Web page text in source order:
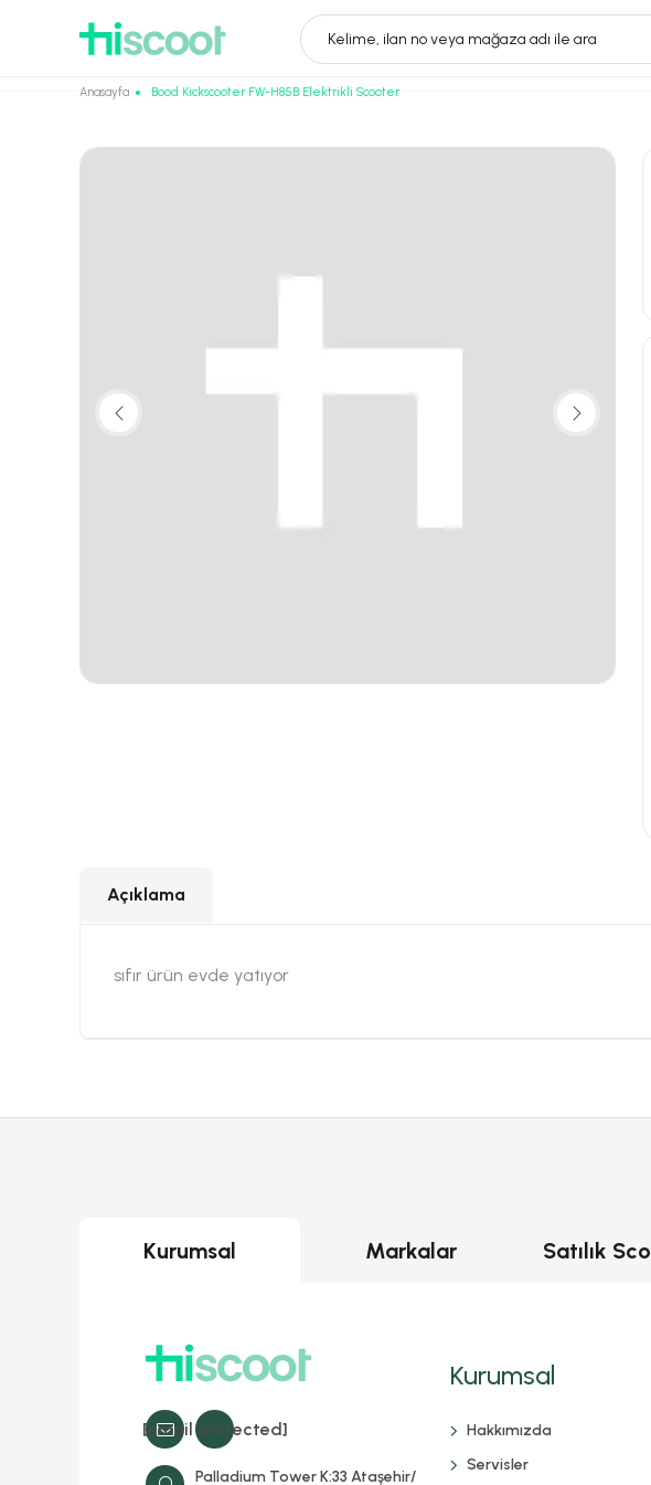
Kelime, ilan no veya mağaza adı ile ara
Anasayfa Bood Kickscooter FW-H85B Elektrikli Scooter
Açıklama
sıfır ürün evde yatıyor
Kurumsal Markalar Satılık
[email protected]
Palladium Tower K:33 Ataşehir/
Kurumsal
Hakkımızda
Servisler